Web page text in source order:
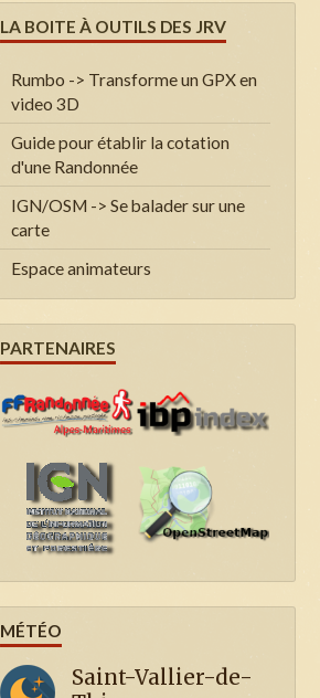
LA BOITE À OUTILS DES JRV
Rumbo -> Transforme un GPX en
video 3D
Guide pour établir la cotation
d'une Randonnée
IGN/OSM -> Se balader sur une
carte
Espace animateurs
PARTENAIRES
MÉTÉO
Saint-Vallier-de-